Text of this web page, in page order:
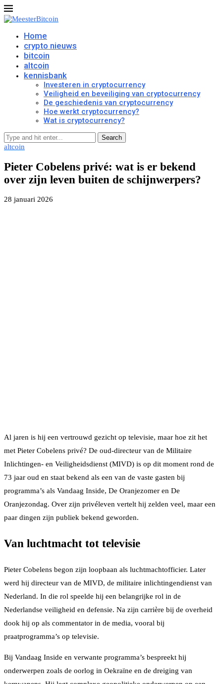
Home
crypto nieuws
bitcoin
altcoin
kennisbank
Investeren in cryptocurrency
Veiligheid en beveiliging van cryptocurrency
De geschiedenis van cryptocurrency
Hoe werkt cryptocurrency?
Wat is cryptocurrency?
Search
altcoin
Pieter Cobelens privé: wat is er bekend
over zijn leven buiten de schijnwerpers?
28 januari 2026
Al jaren is hij een vertrouwd gezicht op televisie, maar hoe zit het
met Pieter Cobelens privé? De oud-directeur van de Militaire
Inlichtingen- en Veiligheidsdienst (MIVD) is op dit moment rond de
73 jaar oud en staat bekend als een van de vaste gasten bij
programma’s als Vandaag Inside, De Oranjezomer en De
Oranjezondag. Over zijn privéleven vertelt hij zelden veel, maar een
paar dingen zijn publiek bekend geworden.
Van luchtmacht tot televisie
Pieter Cobelens begon zijn loopbaan als luchtmachtofficier. Later
werd hij directeur van de MIVD, de militaire inlichtingendienst van
Nederland. In die rol speelde hij een belangrijke rol in de
Nederlandse veiligheid en defensie. Na zijn carrière bij de overheid
dook hij op als commentator in de media, vooral bij
praatprogramma’s op televisie.
Bij Vandaag Inside en verwante programma’s bespreekt hij
onderwerpen zoals de oorlog in Oekraïne en de dreiging van